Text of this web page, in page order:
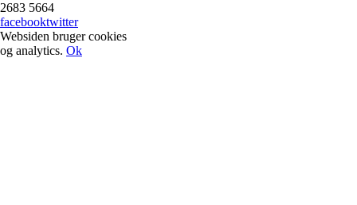
2683 5664
facebooktwitter
Websiden bruger cookies
og analytics. Ok